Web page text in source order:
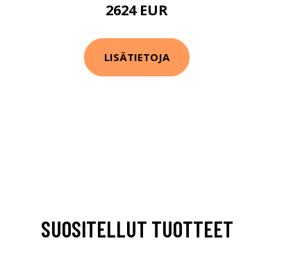
2624 EUR
LISÄTIETOJA
SUOSITELLUT TUOTTEET